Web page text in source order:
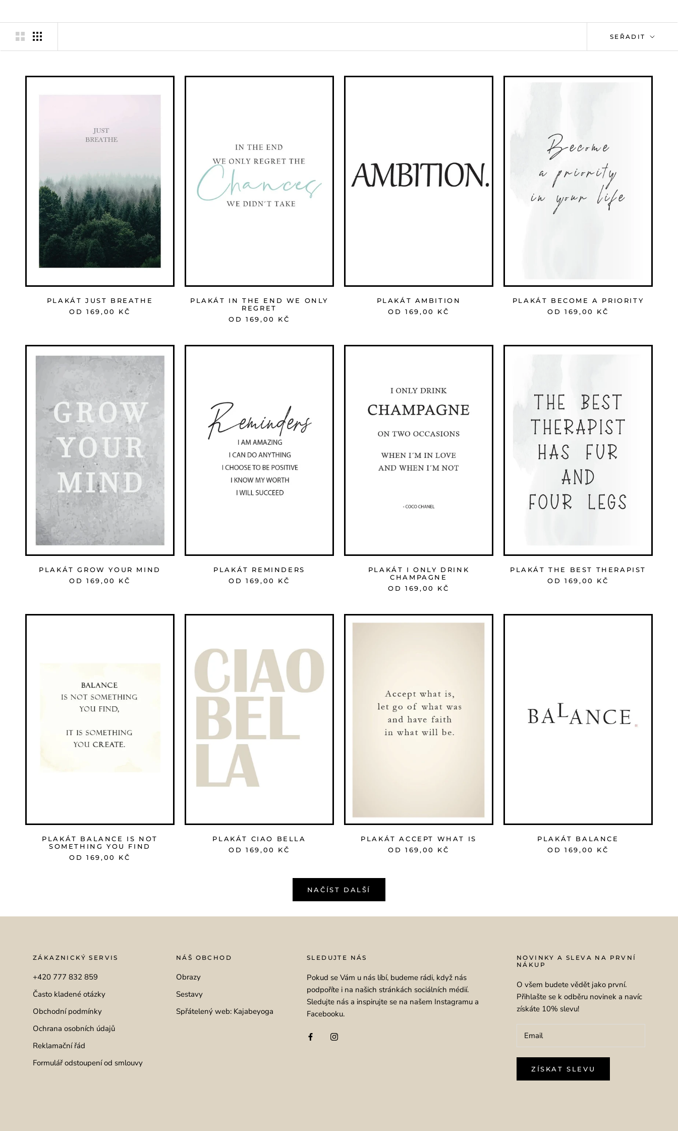
SEŘADIT
PLAKÁT JUST BREATHE
OD 169,00 KČ
PLAKÁT IN THE END WE ONLY
REGRET
OD 169,00 KČ
PLAKÁT AMBITION
OD 169,00 KČ
PLAKÁT BECOME A PRIORITY
OD 169,00 KČ
PLAKÁT GROW YOUR MIND
OD 169,00 KČ
PLAKÁT REMINDERS
OD 169,00 KČ
PLAKÁT I ONLY DRINK
CHAMPAGNE
OD 169,00 KČ
PLAKÁT THE BEST THERAPIST
OD 169,00 KČ
PLAKÁT BALANCE IS NOT
SOMETHING YOU FIND
OD 169,00 KČ
PLAKÁT CIAO BELLA
OD 169,00 KČ
PLAKÁT ACCEPT WHAT IS
OD 169,00 KČ
PLAKÁT BALANCE
OD 169,00 KČ
NAČÍST DALŠÍ
ZÁKAZNICKÝ SERVIS
+420 777 832 859
Často kladené otázky
Obchodní podmínky
Ochrana osobních údajů
Reklamační řád
Formulář odstoupení od smlouvy
NÁŠ OBCHOD
Obrazy
Sestavy
Spřátelený web: Kajabeyoga
SLEDUJTE NÁS
Pokud se Vám u nás líbí, budeme rádi, když nás
podpoříte i na našich stránkách sociálních médií.
Sledujte nás a inspirujte se na našem Instagramu a
Facebooku.
NOVINKY A SLEVA NA PRVNÍ
NÁKUP
O všem budete vědět jako první.
Přihlašte se k odběru novinek a navíc
získáte 10% slevu!
ZÍSKAT SLEVU